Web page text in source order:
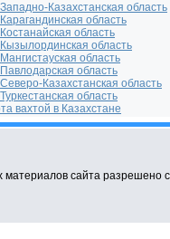
Казахстанская область
область
область
область
область
область
Казахстанская область
область
вахтой в Казахстане
сайта разрешено